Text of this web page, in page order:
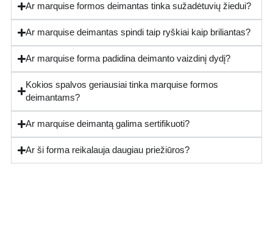
Ar marquise formos deimantas tinka sužadėtuvių žiedui?
Ar marquise deimantas spindi taip ryškiai kaip briliantas?
Ar marquise forma padidina deimanto vaizdinį dydį?
Kokios spalvos geriausiai tinka marquise formos
deimantams?
Ar marquise deimantą galima sertifikuoti?
Ar ši forma reikalauja daugiau priežiūros?